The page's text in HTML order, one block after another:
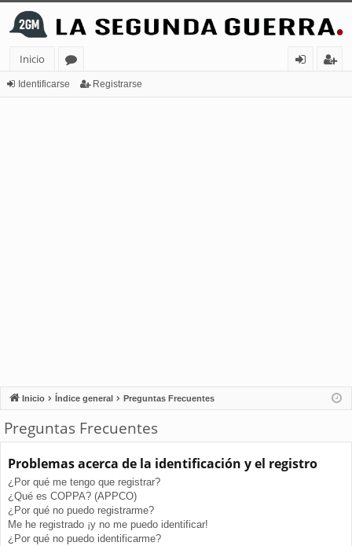
Inicio
or
Identificarse Registrarse
Inicio Índice general Preguntas Frecuentes
Preguntas Frecuentes
Problemas acerca de la identificación y el registro
¿Por qué me tengo que registrar?
¿Qué es COPPA? (APPCO)
¿Por qué no puedo registrarme?
Me he registrado ¡y no me puedo identificar!
¿Por qué no puedo identificarme?